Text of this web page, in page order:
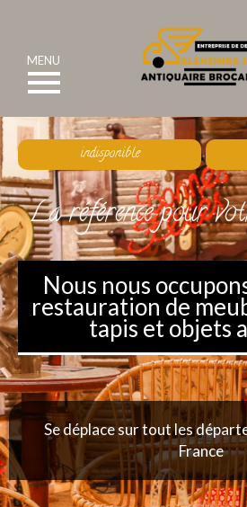
MENU
indisponible
La référence pour
Nous nous
restauration de
tapis et objets
Se déplace sur tout les
France